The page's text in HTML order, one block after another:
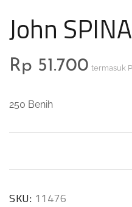
John
Rp 51.700 termasuk
250 Benih
SKU: 11476